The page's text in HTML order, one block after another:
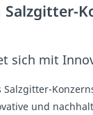
Salzgitter-
sich mit
Salzgitter-
und